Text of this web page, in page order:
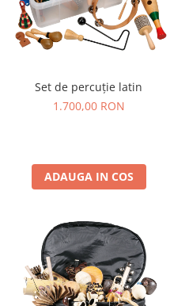
Set de percuție latin
1.700,00 RON
ADAUGA IN COS